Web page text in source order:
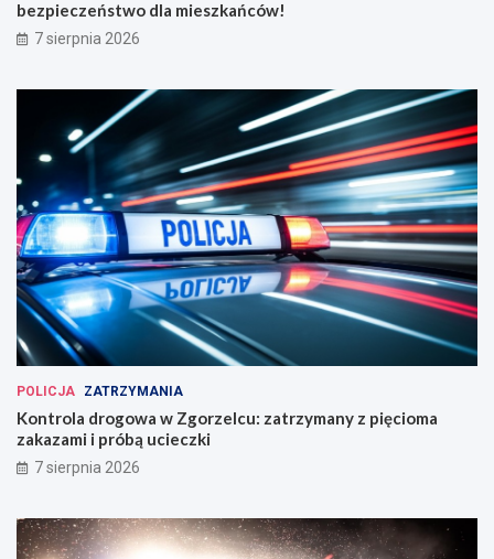
bezpieczeństwo dla mieszkańców!
7 sierpnia 2026
POLICJA ZATRZYMANIA
Kontrola drogowa w Zgorzelcu: zatrzymany z pięcioma
zakazami i próbą ucieczki
7 sierpnia 2026